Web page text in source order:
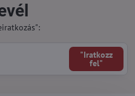
"Iratkozz
fel"